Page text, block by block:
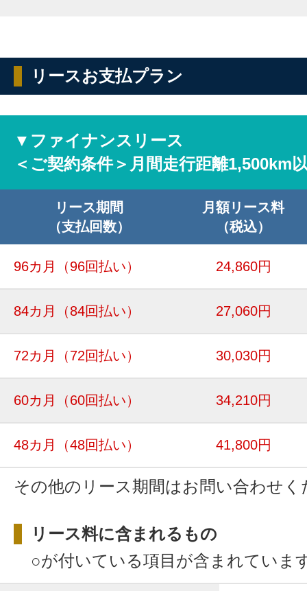
リースお支払プラン
▼ファイナンスリース
＜ご契約条件＞月間走行距離1,500km
リース期間
（支払回数）
月額リース料
（税込）
96カ月 （96回払い） 24,860円
84カ月 （84回払い） 27,060円
72カ月 （72回払い） 30,030円
60カ月 （60回払い） 34,210円
48カ月 （48回払い） 41,800円
その他のリース期間はお問い合わせく
リース料に含まれるもの
○が付いている項目が含まれていま